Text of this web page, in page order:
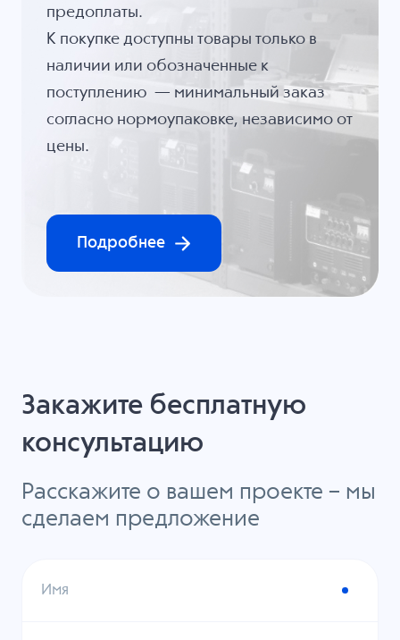
предоплаты.
К покупке доступны товары только в
наличии или обозначенные к
поступлению — минимальный заказ
согласно нормоупаковке, независимо от
цены.
Подробнее
Закажите бесплатную
консультацию
Расскажите о вашем проекте – мы
сделаем предложение
Имя